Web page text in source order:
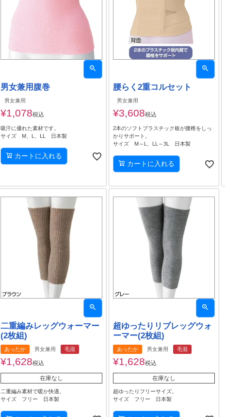
男女兼用腹巻
男女兼用
¥1,078税込
吸汗に優れた素材です。
サイズ M、L、LL 日本製
カートに入れる
腰らく2重コルセット
男女兼用
¥3,608税込
2本のソフトプラスチック板が腰椎をしっ
かりサポート。
サイズ M～L、LL～3L 日本製
カートに入れる
二重編みレッグウォーマー
(2枚組)
あったか 男女兼用 毛混
¥1,628税込
在庫なし
二重編み素材で暖か快適。
サイズ フリー 日本製
超ゆったりリブレッグウォ
ーマー(2枚組)
あったか 男女兼用 毛混
¥1,628税込
在庫なし
超ゆったりフリーサイズ。
サイズ フリー 日本製